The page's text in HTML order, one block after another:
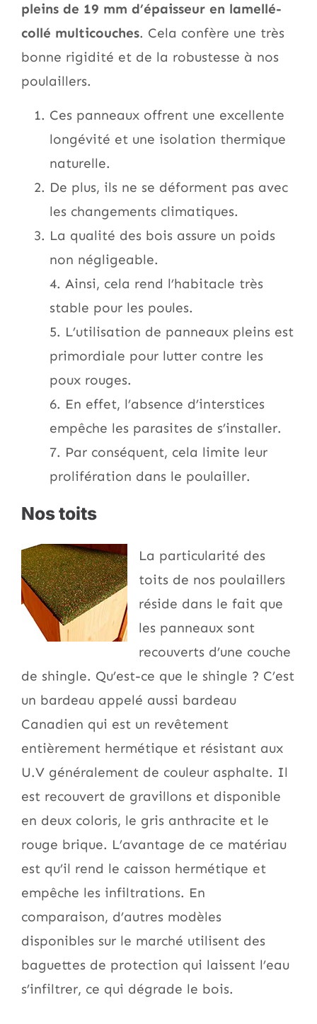
pleins de 19 mm d’épaisseur en lamellé-
collé multicouches. Cela confère une très
bonne rigidité et de la robustesse à nos
poulaillers.
Ces panneaux offrent une excellente
longévité et une isolation thermique
naturelle.
De plus, ils ne se déforment pas avec
les changements climatiques.
La qualité des bois assure un poids
non négligeable.
4. Ainsi, cela rend l’habitacle très
stable pour les poules.
5. L’utilisation de panneaux pleins est
primordiale pour lutter contre les
poux rouges.
6. En effet, l’absence d’interstices
empêche les parasites de s’installer.
7. Par conséquent, cela limite leur
prolifération dans le poulailler.
Nos toits
La particularité des
toits de nos poulaillers
réside dans le fait que
les panneaux sont
recouverts d’une couche
de shingle. Qu’est-ce que le shingle ? C’est
un bardeau appelé aussi bardeau
Canadien qui est un revêtement
entièrement hermétique et résistant aux
U.V généralement de couleur asphalte. Il
est recouvert de gravillons et disponible
en deux coloris, le gris anthracite et le
rouge brique. L’avantage de ce matériau
est qu’il rend le caisson hermétique et
empêche les infiltrations. En
comparaison, d’autres modèles
disponibles sur le marché utilisent des
baguettes de protection qui laissent l’eau
s’infiltrer, ce qui dégrade le bois.